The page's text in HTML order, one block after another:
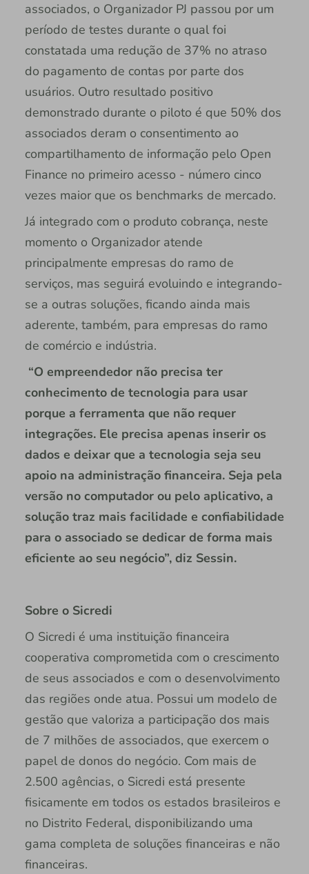
associados, o Organizador PJ passou por um
período de testes durante o qual foi
constatada uma redução de 37% no atraso
do pagamento de contas por parte dos
usuários. Outro resultado positivo
demonstrado durante o piloto é que 50% dos
associados deram o consentimento ao
compartilhamento de informação pelo Open
Finance no primeiro acesso - número cinco
vezes maior que os benchmarks de mercado.
Já integrado com o produto cobrança, neste
momento o Organizador atende
principalmente empresas do ramo de
serviços, mas seguirá evoluindo e integrando-
se a outras soluções, ficando ainda mais
aderente, também, para empresas do ramo
de comércio e indústria.
“O empreendedor não precisa ter
conhecimento de tecnologia para usar
porque a ferramenta que não requer
integrações. Ele precisa apenas inserir os
dados e deixar que a tecnologia seja seu
apoio na administração financeira. Seja pela
versão no computador ou pelo aplicativo, a
solução traz mais facilidade e confiabilidade
para o associado se dedicar de forma mais
eficiente ao seu negócio”, diz Sessin.
Sobre o Sicredi
O Sicredi é uma instituição financeira
cooperativa comprometida com o crescimento
de seus associados e com o desenvolvimento
das regiões onde atua. Possui um modelo de
gestão que valoriza a participação dos mais
de 7 milhões de associados, que exercem o
papel de donos do negócio. Com mais de
2.500 agências, o Sicredi está presente
fisicamente em todos os estados brasileiros e
no Distrito Federal, disponibilizando uma
gama completa de soluções financeiras e não
financeiras.